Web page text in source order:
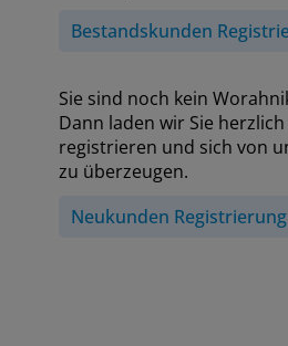
Bestandskunden
Sie sind noch kein
Dann laden wir Sie
registrieren und sich von
zu überzeugen.
Neukunden Registrierung